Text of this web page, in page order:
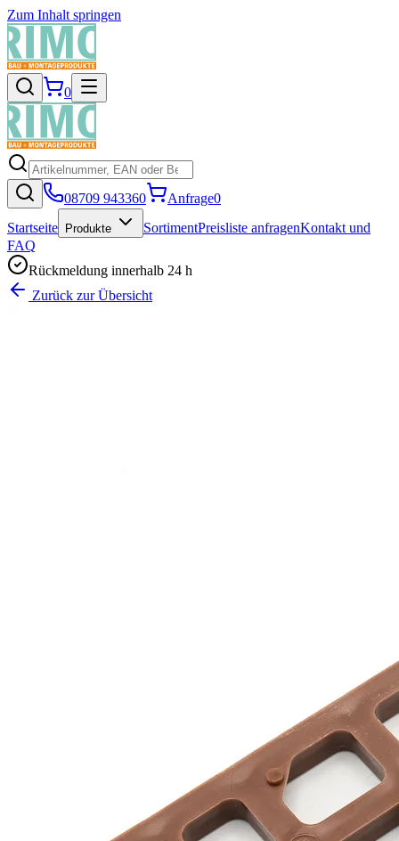
Zum Inhalt springen
0
08709 943360 Anfrage0
Startseite
Produkte SortimentPreisliste anfragenKontakt und
FAQ
Rückmeldung innerhalb 24 h
Zurück zur Übersicht